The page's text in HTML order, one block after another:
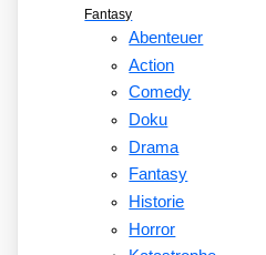
Fantasy
Abenteuer
Action
Comedy
Doku
Drama
Fantasy
Historie
Horror